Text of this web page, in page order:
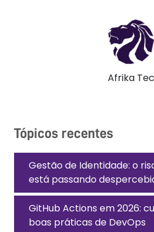
Afrika Tec
Tópicos recentes
Gestão de Identidade: o
está passando
GitHub Actions em 2026:
boas práticas de DevOps